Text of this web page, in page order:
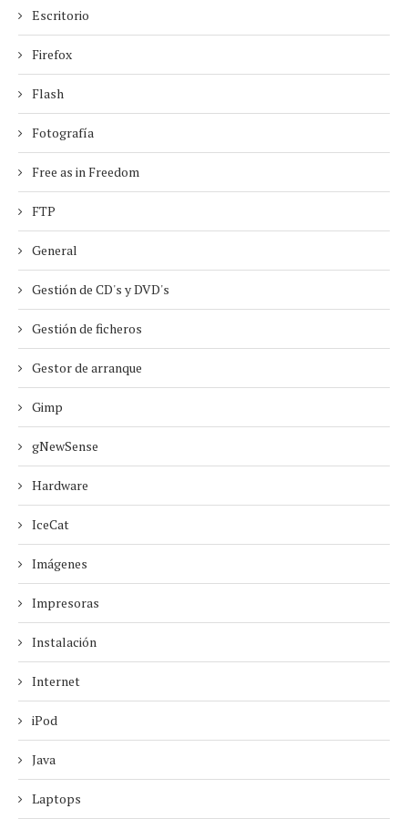
Escritorio
Firefox
Flash
Fotografía
Free as in Freedom
FTP
General
Gestión de CD's y DVD's
Gestión de ficheros
Gestor de arranque
Gimp
gNewSense
Hardware
IceCat
Imágenes
Impresoras
Instalación
Internet
iPod
Java
Laptops